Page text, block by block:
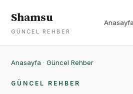
Shamsu
GÜNCEL REHBER
Anasayfa
Anasayfa · Güncel Rehber
GÜNCEL REHBER